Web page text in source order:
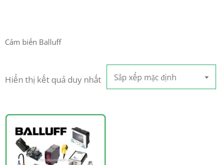
Cảm biến Balluff
Hiển thị kết quả duy nhất Sắp xếp mặc định